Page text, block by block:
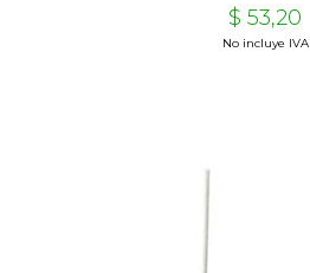
$ 53,20
No incluye IVA